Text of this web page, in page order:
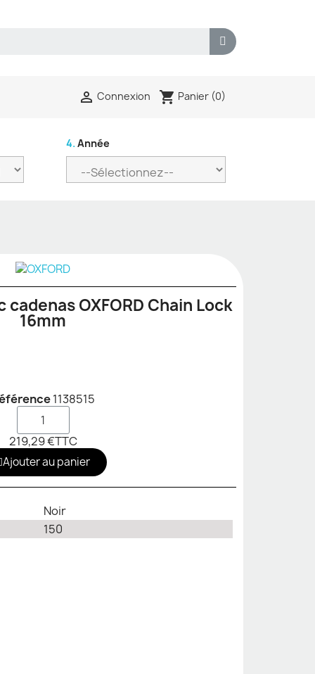
 Connexion shopping_cart Panier (0)
4. Année
OXFORD Chain Lock
16mm
1138515
219,29 €TTC
Ajouter au panier
Noir
150